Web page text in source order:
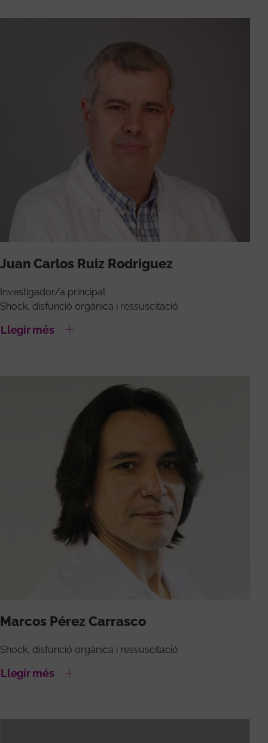
Juan Carlos Ruiz Rodriguez
Investigador/a principal
Shock, disfunció orgànica i ressuscitació
Llegir més
Marcos Pérez Carrasco
Shock, disfunció orgànica i ressuscitació
Llegir més